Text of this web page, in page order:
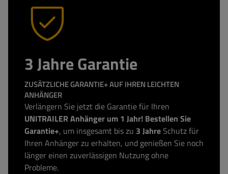
3 Jahre Garantie
ZUSÄTZLICHE GARANTIE+ AUF IHREN LEICHTEN
ANHÄNGER
Verlängern Sie jetzt die Garantie für Ihren
UNITRAILER Anhänger um 1 Jahr! Bestellen Sie
Garantie+, um insgesamt bis zu 3 Jahre Schutz für
Ihren Anhänger zu erhalten, und genießen Sie noch
länger einen zuverlässigen Nutzung ohne
Probleme.